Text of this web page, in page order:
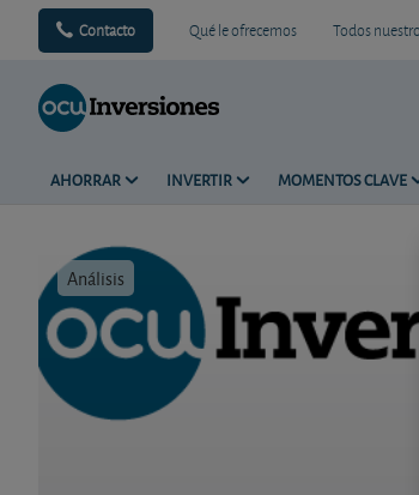
Contacto Qué le ofrecemos Todos
AHORRAR INVERTIR MOMENTOS CLAVE
Análisis